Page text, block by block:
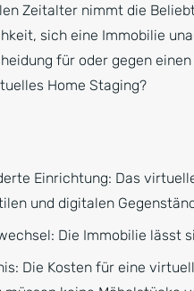
Zeitalter nimmt die
sich eine Immobilie
für oder gegen
Home Staging?
Einrichtung: Das
und digitalen
Die Immobilie lässt
Die Kosten für eine